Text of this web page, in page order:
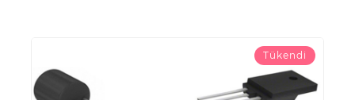
Tükendi